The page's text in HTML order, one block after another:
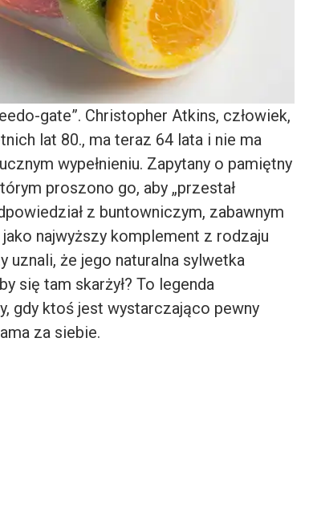
gate”. Christopher Atkins, człowiek,
lat 80., ma teraz 64 lata i nie ma
wypełnieniu. Zapytany o pamiętny
proszono go, aby „przestał
z buntowniczym, zabawnym
jako najwyższy komplement z rodzaju
że jego naturalna sylwetka
się tam skarżył? To legenda
gdy ktoś jest wystarczająco pewny
za siebie.